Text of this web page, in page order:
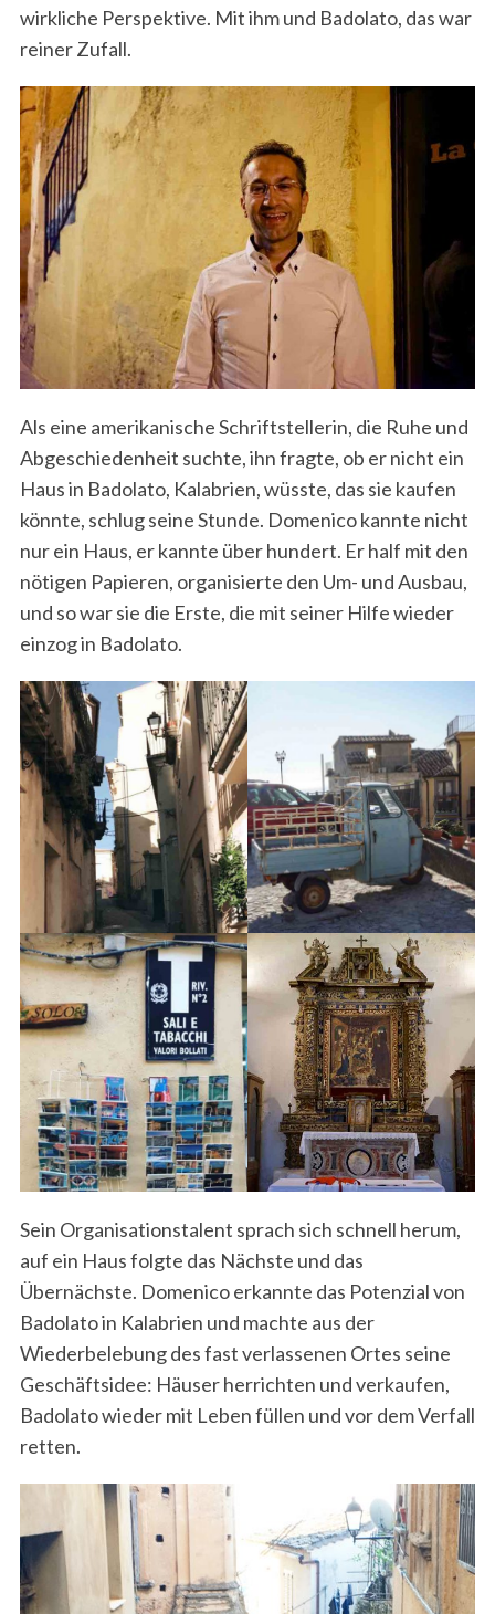
wirkliche Perspektive. Mit ihm und Badolato, das war
reiner Zufall.
Als eine amerikanische Schriftstellerin, die Ruhe und
Abgeschiedenheit suchte, ihn fragte, ob er nicht ein
Haus in Badolato, Kalabrien, wüsste, das sie kaufen
könnte, schlug seine Stunde. Domenico kannte nicht
nur ein Haus, er kannte über hundert. Er half mit den
nötigen Papieren, organisierte den Um- und Ausbau,
und so war sie die Erste, die mit seiner Hilfe wieder
einzog in Badolato.
Sein Organisationstalent sprach sich schnell herum,
auf ein Haus folgte das Nächste und das
Übernächste. Domenico erkannte das Potenzial von
Badolato in Kalabrien und machte aus der
Wiederbelebung des fast verlassenen Ortes seine
Geschäftsidee: Häuser herrichten und verkaufen,
Badolato wieder mit Leben füllen und vor dem Verfall
retten.